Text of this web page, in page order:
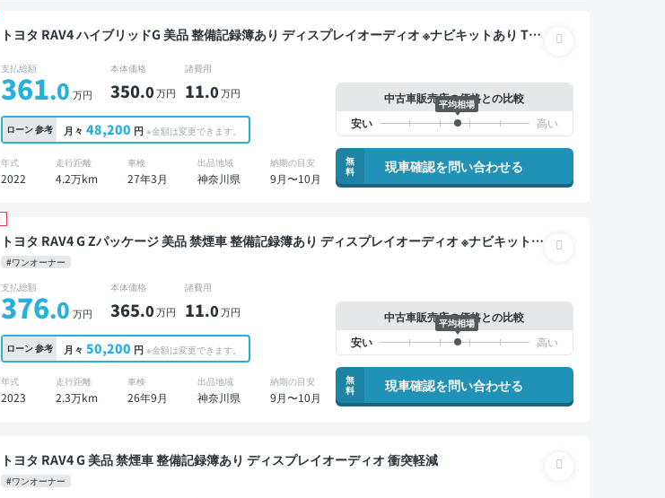
トヨタ RAV4 ハイブリッドG 美品 整備記録簿あり ディスプレイオーディオ ※ナビキットあり TV
全方位カメラ ドライブレコーダー 衝突軽減
支払総額
361.0 万円
本体価格
350.0万円
諸費用
11.0万円
ローン参考 月々 48,200 円 ※金額は変更できます。
年式
2022
走行距離
4.2万km
車検
27年3月
出品地域
神奈川県
納期の目安
9月〜10月
中古車販売店の価格との比較
平均相場
無
料
現車確認を問い合わせる
トヨタ RAV4 G Zパッケージ 美品 禁煙車 整備記録簿あり ディスプレイオーディオ ※ナビキットあ
り TV ブラインドスポットモニター デジタルインナーミラー オートクルーズ スマートキー ETC
サンルーフ 電動バックドア バックモニター 全方位カメラ ドライブレコーダー 衝突軽減
#ワンオーナー
支払総額
376.0 万円
本体価格
365.0万円
諸費用
11.0万円
ローン参考 月々 50,200 円 ※金額は変更できます。
年式
2023
走行距離
2.3万km
車検
26年9月
出品地域
神奈川県
納期の目安
9月〜10月
中古車販売店の価格との比較
平均相場
無
料
現車確認を問い合わせる
トヨタ RAV4 G 美品 禁煙車 整備記録簿あり ディスプレイオーディオ 衝突軽減
#ワンオーナー